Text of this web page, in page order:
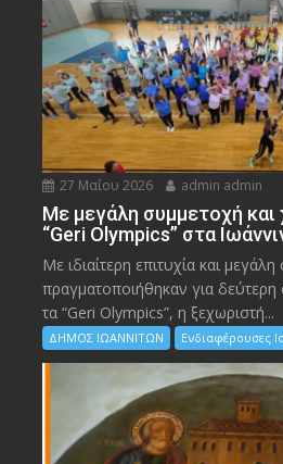
27 Μαΐου 2026 admin admin
Με μεγάλη συμμετοχή και
“Geri Olympics” στα
Με ιδιαίτερη επιτυχία και
πραγματοποιήθηκαν για
τα “Geri Olympics”, η ξεχωριστή...
ΔΗΜΟΣ ΙΩΑΝΝΙΤΩΝ Ενδιαφέρουσες